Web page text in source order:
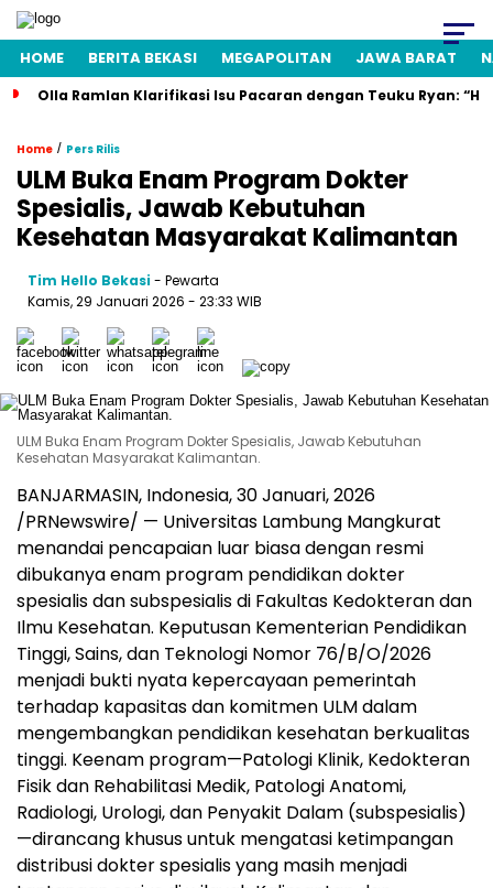
HOME BERITA BEKASI MEGAPOLITAN JAWA BARAT
Olla Ramlan Klarifikasi Isu Pacaran dengan Teuku Ryan:
Home / Pers Rilis
ULM Buka Enam Program Dokter
Spesialis, Jawab Kebutuhan
Kesehatan Masyarakat Kalimantan
Tim Hello Bekasi- Pewarta
Kamis, 29 Januari 2026 - 23:33 WIB
ULM Buka Enam Program Dokter Spesialis, Jawab Kebutuhan
Kesehatan Masyarakat Kalimantan.
BANJARMASIN, Indonesia,30 Januari, 2026
/PRNewswire/ — Universitas Lambung Mangkurat
menandai pencapaian luar biasa dengan resmi
dibukanya enam program pendidikan dokter
spesialis dan subspesialis di Fakultas Kedokteran dan
Ilmu Kesehatan. Keputusan Kementerian Pendidikan
Tinggi, Sains, dan Teknologi Nomor 76/B/O/2026
menjadi bukti nyata kepercayaan pemerintah
terhadap kapasitas dan komitmen ULM dalam
mengembangkan pendidikan kesehatan berkualitas
tinggi. Keenam program—Patologi Klinik, Kedokteran
Fisik dan Rehabilitasi Medik, Patologi Anatomi,
Radiologi, Urologi, dan Penyakit Dalam (subspesialis)
—dirancang khusus untuk mengatasi ketimpangan
distribusi dokter spesialis yang masih menjadi